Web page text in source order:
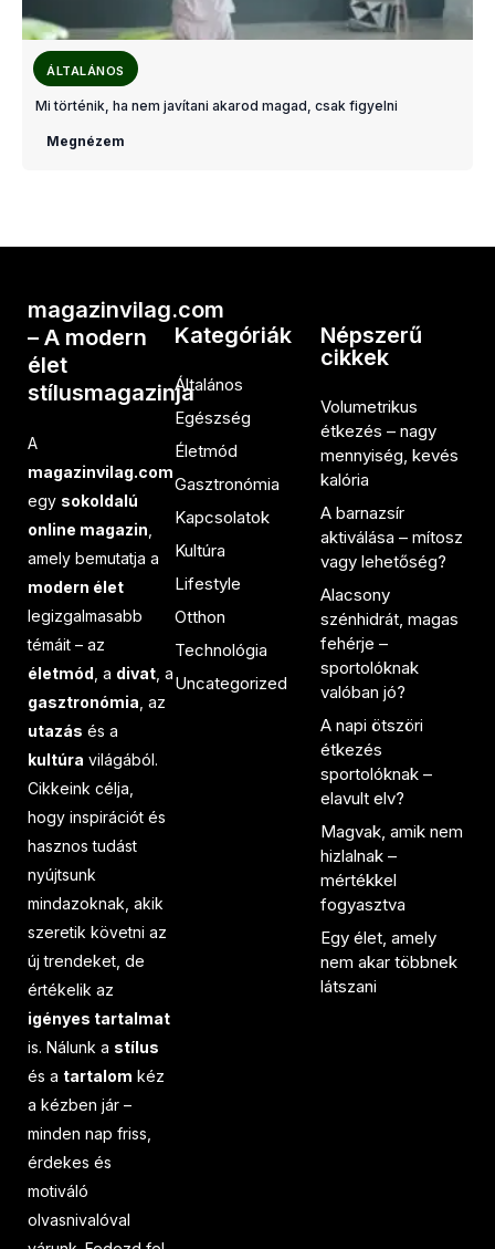
ÁLTALÁNOS
Mi történik, ha nem javítani akarod magad, csak figyelni
Megnézem
magazinvilag.com
– A modern
élet
stílusmagazinja
A
magazinvilag.com
egy sokoldalú
online magazin
amely bemutatja a
modern élet
legizgalmasabb
témáit – az
életmód , a divat , a
gasztronómia , az
utazás és a
kultúra világából.
Cikkeink célja,
hogy inspirációt és
hasznos tudást
nyújtsunk
mindazoknak, akik
szeretik követni az
új trendeket, de
értékelik az
igényes tartalmat
is. Nálunk a stílus
és a tartalom kéz
a kézben jár –
minden nap friss,
érdekes és
motiváló
olvasnivalóval
Kategóriák
Általános
Egészség
Életmód
Gasztronómia
Kapcsolatok
Kultúra
Lifestyle
Otthon
Technológia
Uncategorized
Népszerű
cikkek
Volumetrikus
étkezés – nagy
mennyiség, kevés
kalória
A barnazsír
aktiválása – mítosz
vagy lehetőség?
Alacsony
szénhidrát, magas
fehérje –
sportolóknak
valóban jó?
A napi ötszöri
étkezés
sportolóknak –
elavult elv?
Magvak, amik nem
hizlalnak –
mértékkel
fogyasztva
Egy élet, amely
nem akar többnek
látszani